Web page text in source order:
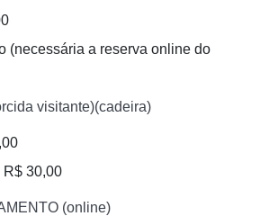
(necessária a reserva online do
visitante)(cadeira)
R$ 30,00
(online)